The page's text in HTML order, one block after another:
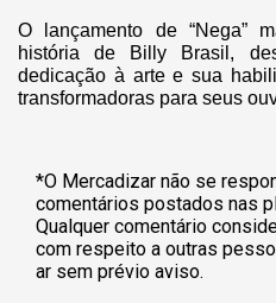
O lançamento de “Nega”
história de Billy Brasil,
dedicação à arte e sua
transformadoras para seus
*O Mercadizar não se
comentários postados nas
Qualquer comentário
com respeito a outras
ar sem prévio aviso.